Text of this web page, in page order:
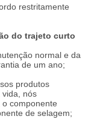
restritamente
do trajeto curto
normal e da
de um ano;
produtos
nós
componente
de selagem;